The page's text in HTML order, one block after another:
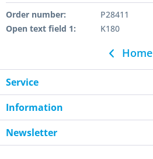
Order number:
P28411
Open text field 1:
K180
Home
Service
Information
Newsletter